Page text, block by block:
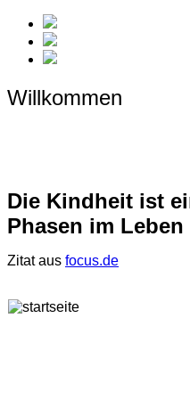
Willkommen
Die Kindheit ist
Phasen im
Zitat aus focus.de